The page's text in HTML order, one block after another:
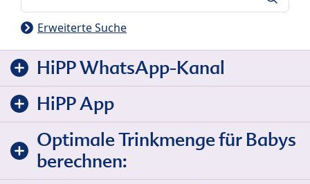
Erweiterte Suche
HiPP WhatsApp-Kanal
HiPP App
Optimale Trinkmenge für Babys
berechnen: